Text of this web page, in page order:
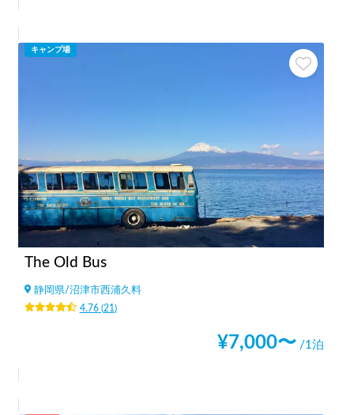
キャンプ場
The Old Bus
静岡県/沼津市西浦久料
4.76(21 )
¥7,000〜 /1泊